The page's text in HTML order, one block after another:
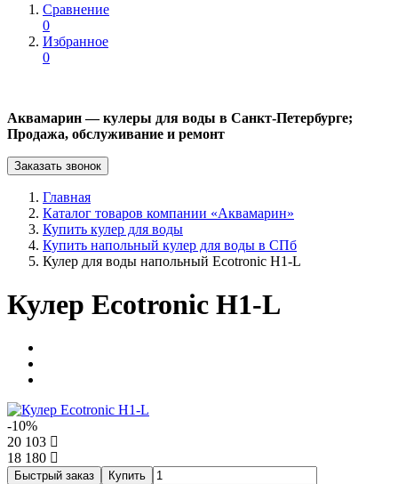
Сравнение
0
Избранное
0
Аквамарин — кулеры для воды в Санкт-Петербурге;
Продажа, обслуживание и ремонт
Заказать звонок
Главная
Каталог товаров компании «Аквамарин»
Купить кулер для воды
Купить напольный кулер для воды в СПб
Кулер для воды напольный Ecotronic H1-L
Кулер Ecotronic H1-L
-10%
20 103
18 180
Быстрый заказ Купить